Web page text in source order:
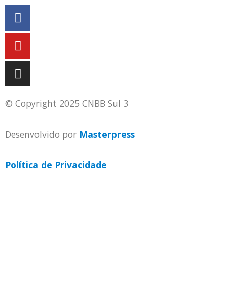
© Copyright 2025 CNBB Sul 3
Desenvolvido por Masterpress
Política de Privacidade